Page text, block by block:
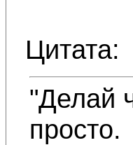
Цитата:
"Делай
просто.